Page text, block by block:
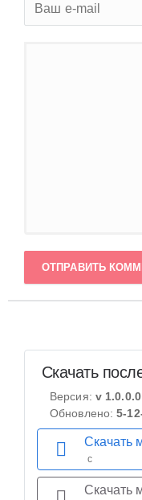
ОТПРАВИТЬ
Скачать
Версия: v 1.0.0.0
Обновлено:5-
Скачать
с
Скачать